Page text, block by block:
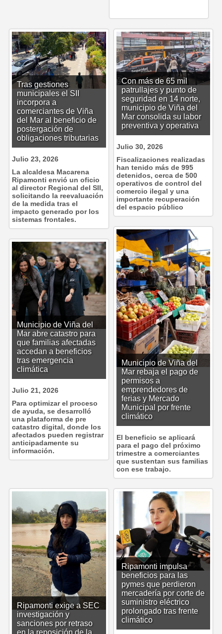
Con más de 65 mil
patrullajes y punto de
seguridad en 14 norte,
municipio de Viña del
Mar consolida su labor
preventiva y operativa
Julio 30, 2026
Fiscalizaciones realizadas
han tenido más de 995
detenidos, cerca de 500
operativos de control del
comercio ilegal y una
importante recuperación
del espacio público
Tras gestiones
municipales el SII
incorpora a
comerciantes de Viña
del Mar al beneficio de
postergación de
obligaciones tributarias
Julio 23, 2026
La alcaldesa Macarena
Ripamonti envió un oficio
al director Regional del SII,
solicitando la reevaluación
de la medida tras el
impacto generado por los
sistemas frontales.
Municipio de Viña del
Mar rebaja el pago de
permisos a
emprendedores de
ferias y Mercado
Municipal por frente
climático
El beneficio se aplicará
para el pago del próximo
trimestre a comerciantes
que sustentan sus familias
con ese trabajo.
Municipio de Viña del
Mar abre catastro para
que familias afectadas
accedan a beneficios
tras emergencia
climática
Julio 21, 2026
Para optimizar el proceso
de ayuda, se desarrolló
una plataforma de pre
catastro digital, donde los
afectados pueden registrar
anticipadamente su
información.
Ripamonti impulsa
beneficios para las
pymes que perdieron
mercadería por corte de
suministro eléctrico
prolongado tras frente
climático
Ripamonti exige a SEC
investigación y
sanciones por retraso
en la reposición de la